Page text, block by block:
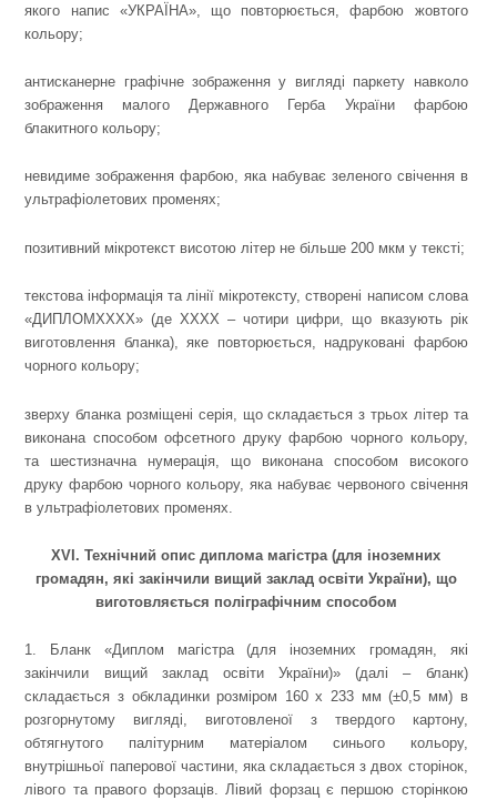
якого напис «УКРАЇНА», що повторюється, фарбою жовтого
кольору;
антисканерне графічне зображення у вигляді паркету навколо
зображення малого Державного Герба України фарбою
блакитного кольору;
невидиме зображення фарбою, яка набуває зеленого свічення в
ультрафіолетових променях;
позитивний мікротекст висотою літер не більше 200 мкм у тексті;
текстова інформація та лінії мікротексту, створені написом слова
«ДИПЛОМХХХХ» (де ХХХХ – чотири цифри, що вказують рік
виготовлення бланка), яке повторюється, надруковані фарбою
чорного кольору;
зверху бланка розміщені серія, що складається з трьох літер та
виконана способом офсетного друку фарбою чорного кольору,
та шестизначна нумерація, що виконана способом високого
друку фарбою чорного кольору, яка набуває червоного свічення
в ультрафіолетових променях.
XVI. Технічний опис диплома магістра (для іноземних
громадян, які закінчили вищий заклад освіти України), що
виготовляється поліграфічним способом
1. Бланк «Диплом магістра (для іноземних громадян, які
закінчили вищий заклад освіти України)» (далі – бланк)
складається з обкладинки розміром 160 х 233 мм (±0,5 мм) в
розгорнутому вигляді, виготовленої з твердого картону,
обтягнутого палітурним матеріалом синього кольору,
внутрішньої паперової частини, яка складається з двох сторінок,
лівого та правого форзаців. Лівий форзац є першою сторінкою